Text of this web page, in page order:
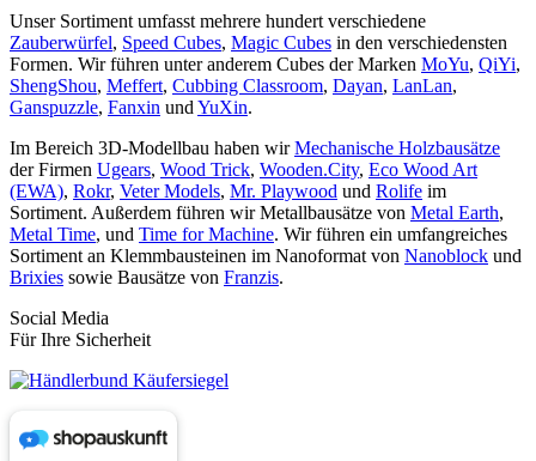
Unser Sortiment umfasst mehrere hundert verschiedene
Zauberwürfel, Speed Cubes, Magic Cubes in den verschiedensten
Formen. Wir führen unter anderem Cubes der Marken MoYu, QiYi,
ShengShou, Meffert, Cubbing Classroom, Dayan, LanLan,
Ganspuzzle, Fanxin und YuXin.
Im Bereich 3D-Modellbau haben wirMechanische Holzbausätze
der Firmen Ugears, Wood Trick, Wooden.City, Eco Wood Art
(EWA), Rokr, Veter Models, Mr. Playwood und Rolife im
Sortiment. Außerdem führen wir Metallbausätze von Metal Earth,
Metal Time, und Time for Machine. Wir führen ein umfangreiches
Sortiment an Klemmbausteinen im Nanoformat von Nanoblock und
Brixies sowie Bausätze von Franzis.
Social Media
Für Ihre Sicherheit